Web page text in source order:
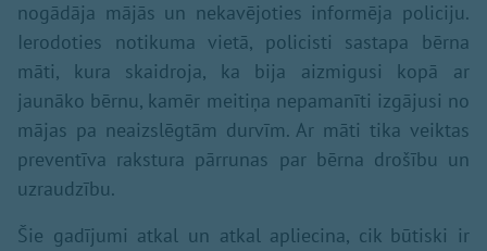
nogādāja mājās un nekavējoties informēja policiju.
Ierodoties notikuma vietā, policisti sastapa bērna
māti, kura skaidroja, ka bija aizmigusi kopā ar
jaunāko bērnu, kamēr meitiņa nepamanīti izgājusi no
mājas pa neaizslēgtām durvīm. Ar māti tika veiktas
preventīva rakstura pārrunas par bērna drošību un
uzraudzību.
Šie gadījumi atkal un atkal apliecina, cik būtiski ir